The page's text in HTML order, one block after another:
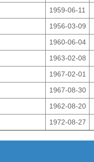
1959-06-11
1956-03-09
1960-06-04
1963-02-08
1967-02-01
1967-08-30
1962-08-20
1972-08-27